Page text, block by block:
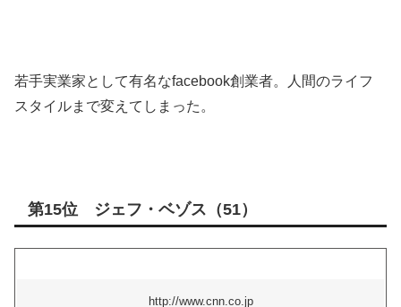
若手実業家として有名なfacebook創業者。人間のライフ
スタイルまで変えてしまった。
第15位 ジェフ・ベゾス（51）
http://www.cnn.co.jp